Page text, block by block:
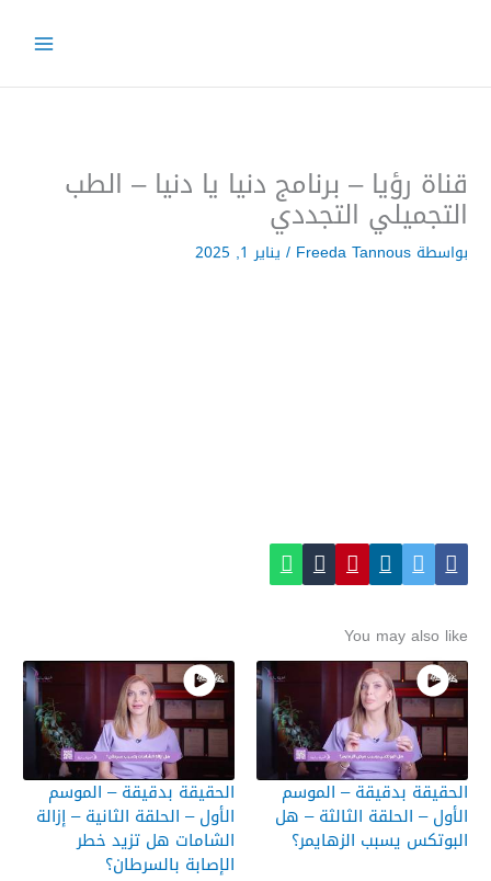
قناة رؤيا – برنامج دنيا يا دنيا – الطب
التجميلي التجددي
بواسطة Freeda Tannous
/ يناير 1, 2025
You may also like
الحقيقة بدقيقة – الموسم
الأول – الحلقة الثالثة – هل
البوتكس يسبب الزهايمر؟
الحقيقة بدقيقة – الموسم
الأول – الحلقة الثانية – إزالة
الشامات هل تزيد خطر
الإصابة بالسرطان؟